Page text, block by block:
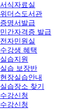
서식자료실
위더스도서관
증명서발급
민간자격증 발급
전자민원실
수강생 혜택
실습지원
실습 보장반
현장실습안내
실습장소 찾기
수강신청
수강신청